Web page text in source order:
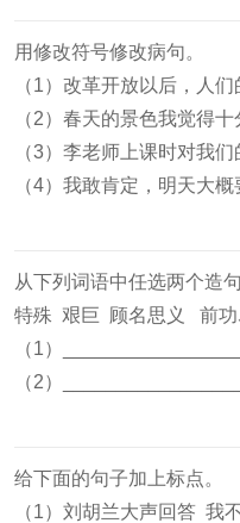
用修改符号修改病句。
（1）改革开放以后，人们
（2）春天的景色我觉得十
（3）李老师上课时对我们
（4）我敢肯定，明天大概
从下列词语中任选两个造句
特殊 艰巨 顾名思义 前功
（1）
（2）
给下面的句子加上标点。
（1）刘胡兰大声回答 我